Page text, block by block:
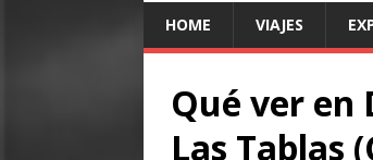
HOME VIAJES
Qué ver en
Las Tablas